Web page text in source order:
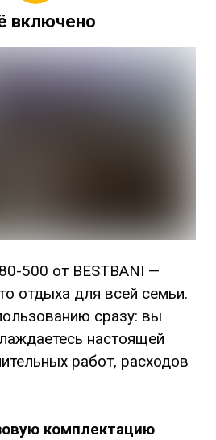
включено
500 от BESTBANI —
отдыха для всей семьи.
сразу: вы
настоящей
работ, расходов
комплектацию